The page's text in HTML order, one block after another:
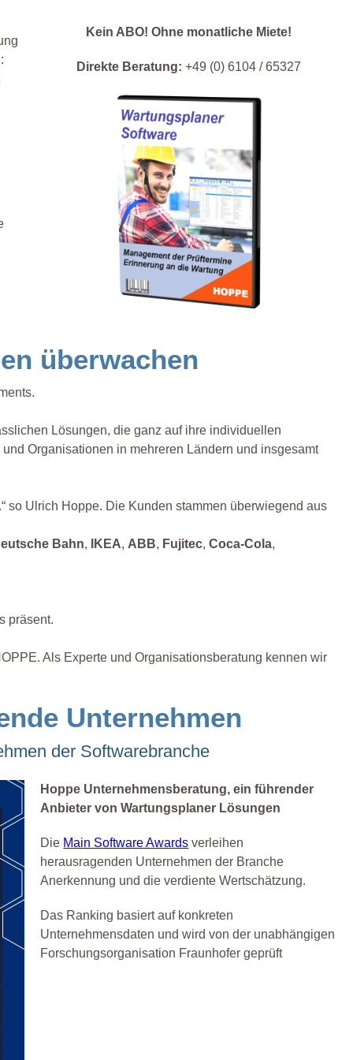
Kein ABO! Ohne monatliche Miete!
Direkte Beratung:+49 (0) 6104 / 65327
überwachen
Lösungen, die ganz auf ihre individuellen
Organisationen in mehreren Ländern und insgesamt
so Ulrich Hoppe. Die Kunden stammen überwiegend aus
Bahn, IKEA, ABB, Fujitec, Coca-Cola,
präsent.
Als Experte und Organisationsberatung kennen wir
Unternehmen
der Softwarebranche
Hoppe Unternehmensberatung, ein führender
Anbieter von Wartungsplaner Lösungen
Die Main Software Awards verleihen
herausragenden Unternehmen der Branche
Anerkennung und die verdiente Wertschätzung.
Das Ranking basiert auf konkreten
Unternehmensdaten und wird von der unabhängigen
Forschungsorganisation Fraunhofer geprüft